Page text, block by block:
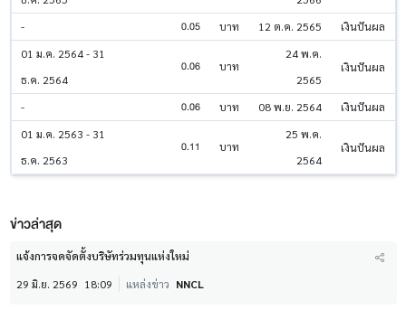
- 0.05 บาท 12 ต.ค. 2565
เงินปันผล
01 ม.ค. 2564 - 31
ธ.ค. 2564
0.06 บาท
24 พ.ค.
2565
เงินปันผล
- 0.06 บาท 08 พ.ย. 2564
เงินปันผล
01 ม.ค. 2563 - 31
ธ.ค. 2563
0.11 บาท
25 พ.ค.
2564
เงินปันผล
ข่าวล่าสุด
แจ้งการจดจัดตั้งบริษัทร่วมทุนแห่งใหม่
29 มิ.ย. 2569 18:09 แหล่งข่าว NNCL